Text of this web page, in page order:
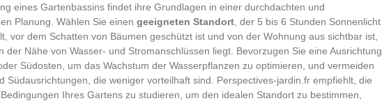
eines Gartenbassins findet ihre Grundlagen in einer durchdachten und
Planung. Wählen Sie einen geeigneten Standort , der 5 bis 6 Stunden Sonnenlicht
vor dem Schatten von Bäumen geschützt ist und von der Wohnung aus sichtbar ist,
der Nähe von Wasser- und Stromanschlüssen liegt. Bevorzugen Sie eine Ausrichtung
Südosten, um das Wachstum der Wasserpflanzen zu optimieren, und vermeiden
Südausrichtungen, die weniger vorteilhaft sind. Perspectives-jardin.fr empfiehlt, die
Ihres Gartens zu studieren, um den idealen Standort zu bestimmen,